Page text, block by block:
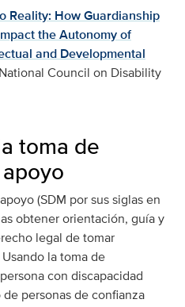
Reality: How Guardianship
the Autonomy of
and Developmental
Council on Disability
toma de
(SDM por sus siglas en
obtener orientación, guía y
legal de tomar
la toma de
con discapacidad
personas de confianza